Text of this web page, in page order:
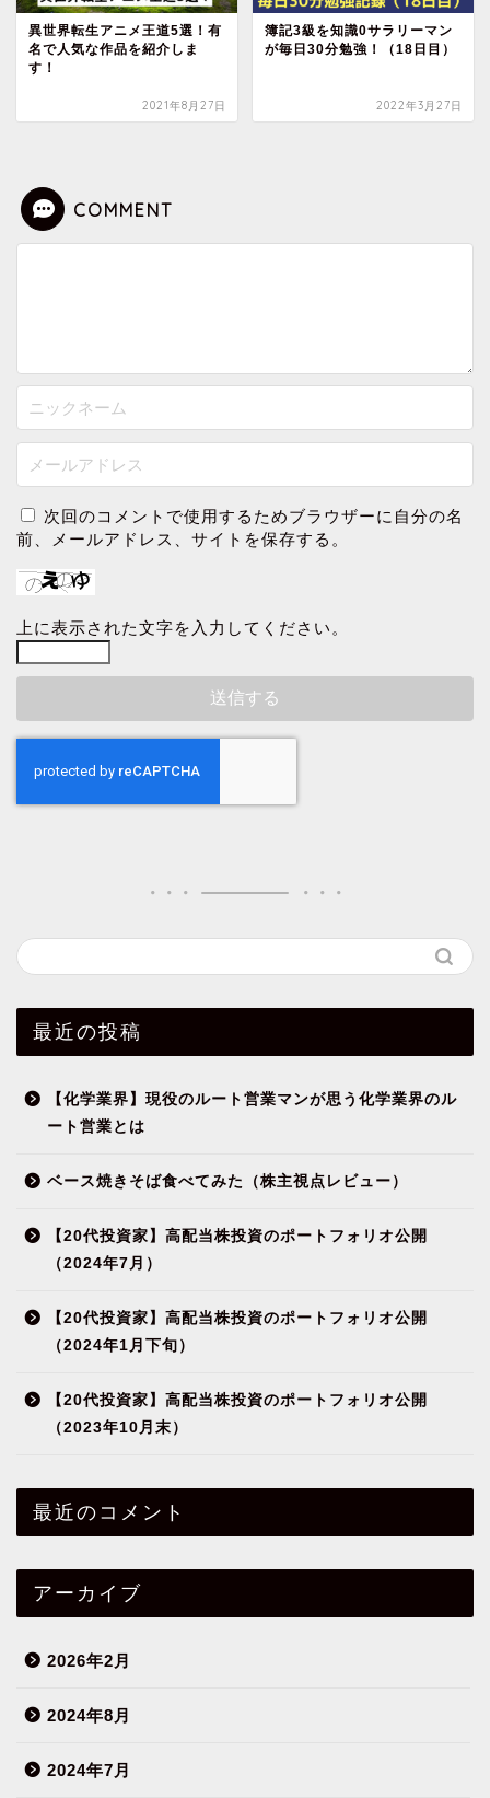
異世界転生アニメ王道5選！有
名で人気な作品を紹介しま
す！
2021年8月27日
簿記3級を知識0サラリーマン
が毎日30分勉強！（18日目）
2022年3月27日
COMMENT
次回のコメントで使用するためブラウザーに自分の名
前、メールアドレス、サイトを保存する。
上に表示された文字を入力してください。
最近の投稿
【化学業界】現役のルート営業マンが思う化学業界のル
ート営業とは
ベース焼きそば食べてみた（株主視点レビュー）
【20代投資家】高配当株投資のポートフォリオ公開
（2024年7月）
【20代投資家】高配当株投資のポートフォリオ公開
（2024年1月下旬）
【20代投資家】高配当株投資のポートフォリオ公開
（2023年10月末）
最近のコメント
アーカイブ
2026年2月
2024年8月
2024年7月